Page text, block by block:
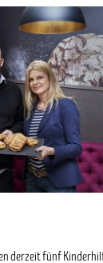
derzeit fünf